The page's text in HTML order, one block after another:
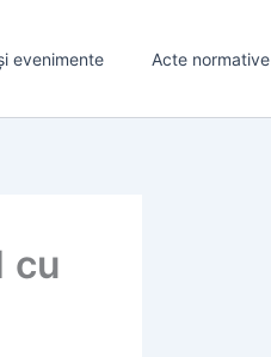
evenimente Acte normative
cu